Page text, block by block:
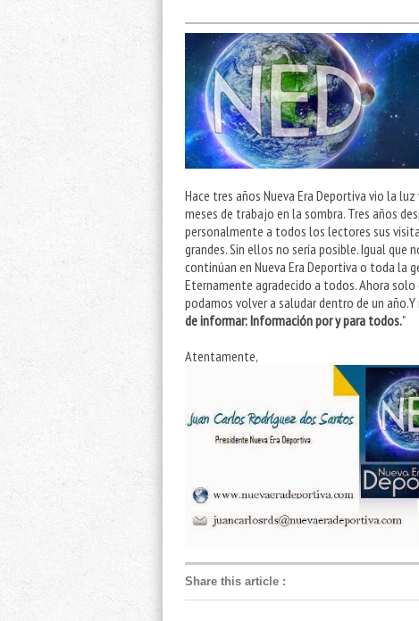
Hace tres años Nueva Era Deportiva vio la
meses de trabajo en la sombra. Tres años
personalmente a todos los lectores sus
grandes. Sin ellos no sería posible. Igual que
continúan en Nueva Era Deportiva o toda la
Eternamente agradecido a todos. Ahora
podamos volver a saludar dentro de un
de informar: Información por y para todos."
Atentamente,
Share this article :